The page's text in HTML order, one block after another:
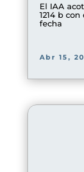
El IAA
1214 b
fecha
Abr 15,